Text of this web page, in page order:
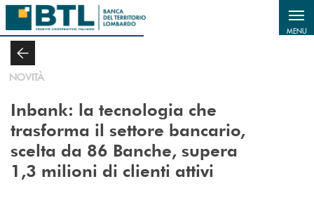
Salta al contenuto principale
MENU
NOVITÀ
Inbank: la tecnologia che
trasforma il settore bancario,
scelta da 86 Banche, supera
1,3 milioni di clienti attivi